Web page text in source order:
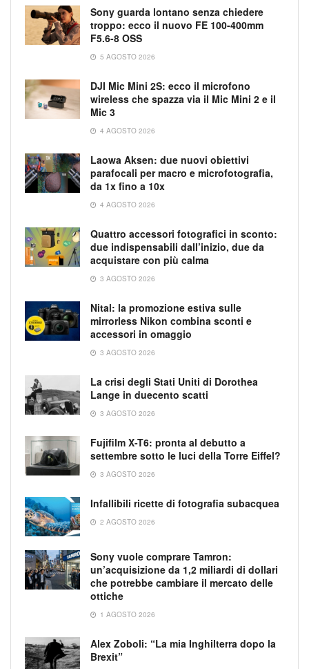
Sony guarda lontano senza chiedere
troppo: ecco il nuovo FE 100-400mm
F5.6-8 OSS
5 AGOSTO 2026
DJI Mic Mini 2S: ecco il microfono
wireless che spazza via il Mic Mini 2 e il
Mic 3
4 AGOSTO 2026
Laowa Aksen: due nuovi obiettivi
parafocali per macro e microfotografia,
da 1x fino a 10x
4 AGOSTO 2026
Quattro accessori fotografici in sconto:
due indispensabili dall’inizio, due da
acquistare con più calma
3 AGOSTO 2026
Nital: la promozione estiva sulle
mirrorless Nikon combina sconti e
accessori in omaggio
3 AGOSTO 2026
La crisi degli Stati Uniti di Dorothea
Lange in duecento scatti
3 AGOSTO 2026
Fujifilm X-T6: pronta al debutto a
settembre sotto le luci della Torre Eiffel?
3 AGOSTO 2026
Infallibili ricette di fotografia subacquea
2 AGOSTO 2026
Sony vuole comprare Tamron:
un’acquisizione da 1,2 miliardi di dollari
che potrebbe cambiare il mercato delle
ottiche
1 AGOSTO 2026
Alex Zoboli: “La mia Inghilterra dopo la
Brexit”